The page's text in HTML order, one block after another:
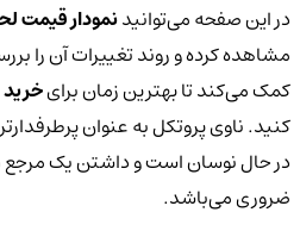
در این صفحه می‌توانیدنمودار قیمت
مشاهده کرده و روند تغییرات آن را
کمک می‌کند تا بهترین زمان برایخرید
کنید. ناوی پروتکل به عنوان
در حال نوسان است و داشتن یک مرجع
ضروری می‌باشد.